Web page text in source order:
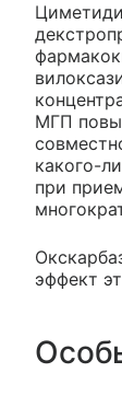
МГП
какого-
при
эффект